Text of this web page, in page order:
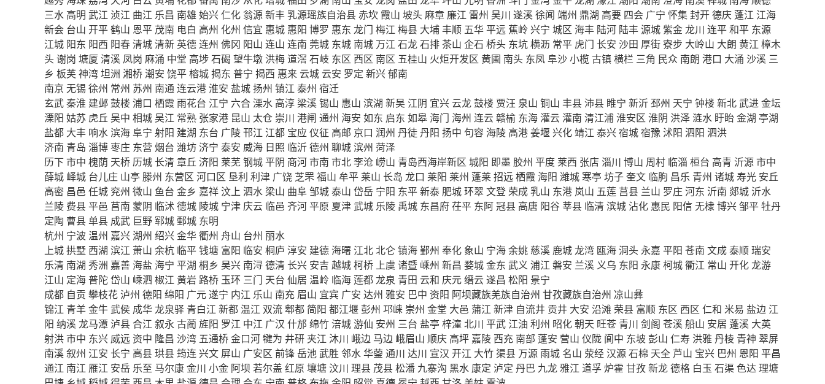
三水 高明 武江 浈江 曲江 乐昌 南雄 始兴仁化 翁源新丰乳源瑶族自治县赤坎 霞山 坡头麻章 廉江 雷州 吴川 遂溪徐闻 端州 鼎湖 高要 四会 广宁 怀集封开德庆 蓬江 江海
新会 台山 开平鹤山 恩平 茂南 电白 高州 化州 信宜 惠城 惠阳 博罗 惠东 龙门 梅江 梅县 大埔丰顺 五华平远 蕉岭 兴宁 城区 海丰 陆河 陆丰源城紫金龙川 连平和平 东源
江城 阳东 阳西 阳春清城清新 英德连州 佛冈 阳山 连山 连南 莞城 东城 南城 万江 石龙石排茶山 企石 桥头 东坑横沥 常平 虎门 长安 沙田 厚街寮步 大岭山 大朗 黄江 樟木
头谢岗 塘厦 清溪 凤岗 麻涌 中堂 高埗石碣 望牛墩 洪梅道滘 石岐 东区 西区 南区 五桂山 火炬开发区 黄圃 南头 东凤阜沙小榄 古镇横栏 三角 民众 南朗 港口 大涌 沙溪 三
乡 板芙 神湾坦洲 湘桥潮安 饶平榕城揭东 普宁 揭西 惠来 云城 云安 罗定 新兴郁南
南京 无锡 徐州 常州 苏州 南通连云港淮安 盐城扬州 镇江 泰州 宿迁
玄武秦淮 建邺鼓楼 浦口 栖霞 雨花台 江宁 六合 溧水 高淳 梁溪锡山 惠山 滨湖 新吴 江阴 宜兴 云龙鼓楼 贾汪 泉山 铜山 丰县 沛县 睢宁 新沂邳州 天宁 钟楼 新北武进金坛
溧阳 姑苏 虎丘 吴中 相城吴江 常熟 张家港 昆山 太仓 崇川 港闸 通州 海安 如东 启东 如皋 海门 海州 连云赣榆 东海灌云灌南 清江浦淮安区 淮阴 洪泽 涟水 盱眙金湖 亭湖
盐都 大丰 响水滨海阜宁 射阳 建湖 东台 广陵邗江 江都 宝应 仪征 高邮 京口 润州 丹徒丹阳 扬中 句容 海陵 高港姜堰兴化靖江 泰兴宿城宿豫 沭阳 泗阳 泗洪
济南 青岛 淄博枣庄 东营 烟台 潍坊济宁 泰安 威海 日照 临沂德州 聊城滨州 菏泽
历下市中 槐荫 天桥 历城 长清章丘 济阳 莱芜钢城平阴 商河市南 市北李沧 崂山 青岛西海岸新区 城阳 即墨 胶州 平度 莱西 张店 淄川 博山 周村 临淄 桓台 高青 沂源市中
薛城 峄城 台儿庄 山亭 滕州 东营区 河口区 垦利 利津 广饶 芝罘福山 牟平 莱山 长岛 龙口 莱阳 莱州 蓬莱招远 栖霞 海阳 潍城 寒亭 坊子奎文 临朐 昌乐 青州 诸城寿光 安丘
高密 昌邑 任城 兖州 微山 鱼台 金乡 嘉祥 汶上 泗水 梁山 曲阜邹城泰山 岱岳 宁阳 东平新泰 肥城环翠文登 荣成乳山 东港 岚山 五莲 莒县 兰山 罗庄河东 沂南 郯城 沂水
兰陵 费县平邑 莒南 蒙阴 临沭德城 陵城 宁津 庆云 临邑 齐河平原 夏津武城 乐陵 禹城 东昌府茌平 东阿冠县 高唐 阳谷莘县 临清滨城 沾化 惠民 阳信无棣博兴邹平牡丹
定陶 曹县单县 成武 巨野 郓城 鄄城 东明
杭州 宁波 温州 嘉兴湖州 绍兴金华衢州 舟山 台州 丽水
上城拱墅 西湖 滨江 萧山 余杭 临平钱塘 富阳 临安 桐庐 淳安 建德 海曙 江北北仑镇海鄞州 奉化 象山 宁海余姚 慈溪 鹿城龙湾 瓯海洞头 永嘉 平阳 苍南 文成泰顺瑞安
乐清 南湖 秀洲 嘉善 海盐 海宁 平湖 桐乡 吴兴 南浔德清 长兴 安吉 越城柯桥 上虞 诸暨 嵊州 新昌 婺城金东 武义 浦江 磐安 兰溪 义乌 东阳 永康柯城衢江 常山 开化龙游
江山 定海普陀 岱山 嵊泗 椒江 黄岩 路桥 玉环 三门 天台 仙居 温岭 临海莲都龙泉 青田 云和 庆元缙云遂昌 松阳 景宁
成都 自贡 攀枝花 泸州 德阳 绵阳 广元遂宁 内江 乐山 南充 眉山 宜宾 广安 达州 雅安 巴中 资阳 阿坝藏族羌族自治州 甘孜藏族自治州 凉山彝
锦江 青羊金牛武侯 成华龙泉驿 青白江 新都 温江 双流郫都 简阳 都江堰彭州 邛崃 崇州 金堂 大邑 蒲江 新津 自流井 贡井 大安 沿滩 荣县 富顺 东区 西区 仁和 米易 盐边 江
阳 纳溪龙马潭 泸县合江 叙永古蔺旌阳 罗江 中江 广汉 什邡 绵竹 涪城游仙 安州 三台 盐亭 梓潼北川 平武 江油 利州 昭化朝天 旺苍 青川 剑阁 苍溪船山 安居 蓬溪 大英
射洪市中 东兴 威远 资中 隆昌 沙湾 五通桥金口河犍为 井研 夹江 沐川 峨边 马边 峨眉山 顺庆 高坪 嘉陵 西充 南部 蓬安 营山 仪陇 阆中 东坡彭山 仁寿 洪雅丹棱 青神 翠屏
南溪叙州 江安 长宁 高县珙县筠连兴文 屏山 广安区 前锋岳池武胜 邻水华蓥 通川 达川 宣汉 开江 大竹 渠县 万源雨城 名山 荥经汉源石棉 天全 芦山 宝兴 巴州 恩阳 平昌
通江 南江 雁江 安岳 乐至 马尔康金川 小金 阿坝 若尔盖 红原 壤塘 汶川 理县 茂县松潘 九寨沟 黑水 康定 泸定 丹巴 九龙雅江 道孚炉霍 甘孜新龙德格 白玉 石渠色达 理塘